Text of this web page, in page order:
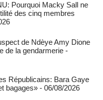
Pourquoi Macky Sall ne
des cinq membres
de Ndèye Amy Dione
de la gendarmerie -
Républicains: Bara Gaye
bagages» - 06/08/2026